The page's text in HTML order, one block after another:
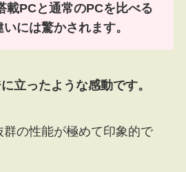
載PCと通常のPCを比べる
には驚かされます。
立ったような感動です。
の性能が極めて印象的で